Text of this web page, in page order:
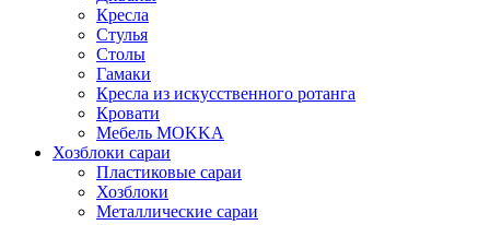
Кресла
Стулья
Столы
Гамаки
Кресла из искусственного ротанга
Кровати
Мебель MOKKA
Хозблоки сараи
Пластиковые сараи
Хозблоки
Металлические сараи